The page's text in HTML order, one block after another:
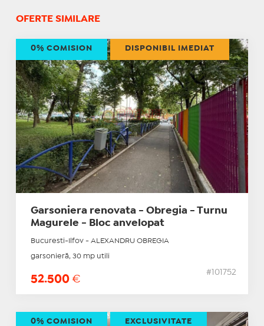
OFERTE SIMILARE
Garsoniera renovata - Obregia - Turnu
Magurele - Bloc anvelopat
Bucuresti-Ilfov - ALEXANDRU OBREGIA
garsonieră, 30 mp utili
52.500 €
#101752
0% COMISION DISPONIBIL IMEDIAT
0% COMISION EXCLUSIVITATE